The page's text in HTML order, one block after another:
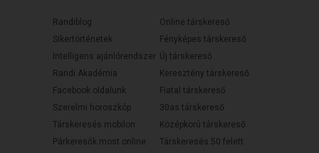
Randiblog
Sikertörténetek
Intelligens ajánlórendszer
Randi Akadémia
Facebook oldalunk
Szerelmi horoszkóp
Társkeresés mobilon
Párkeresők most online
Online társkereső
Fényképes társkereső
Új társkereső
Keresztény társkereső
Fiatal társkereső
30as társkereső
Középkorú társkereső
Társkeresés 50 felett